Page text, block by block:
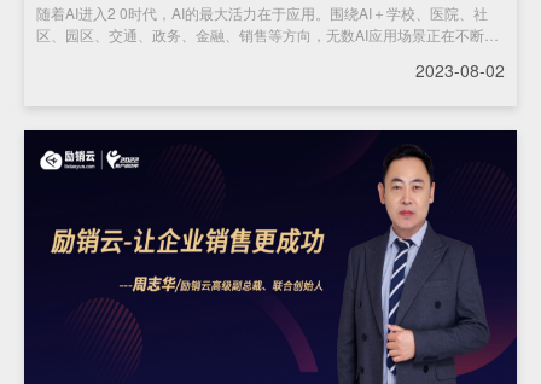
高地
随着AI进入2 0时代，AI的最大活力在于应用。围绕AI＋学校、医院、社
区、园区、交通、政务、金融、销售等方向，无数AI应用场景正在不断落
2023-08-02